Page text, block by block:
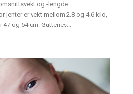
og -lengde.
jenter er vekt mellom 2.8 og 4.6 kilo,
47 og 54 cm. Guttenes...